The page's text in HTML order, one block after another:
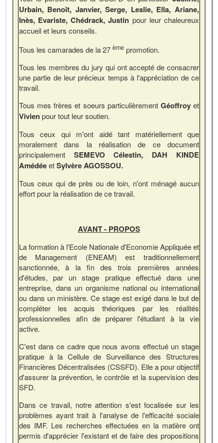
Urbain, Benoît, Janvier, Serge, Leslie, Ella, Ariane,
Inès, Evariste, Chédrack, Justin pour leur chaleureux
accueil et leurs conseils.
Tous les camarades de la 27 èmepromotion.
Tous les membres du jury qui ont accepté de consacrer
une partie de leur précieux temps à l'appréciation de ce
travail.
Tous mes frères et soeurs particulièrement Géoffroyet
Vivienpour tout leur soutien.
Tous ceux qui m'ont aidé tant matériellement que
moralement dans la réalisation de ce document
principalement SEMEVO Célestin, DAH KINDE
AmédéeetSylvère AGOSSOU.
Tous ceux qui de près ou de loin, n'ont ménagé aucun
effort pour la réalisation de ce travail.
AVANT - PROPOS
La formation à l'Ecole Nationale d'Economie Appliquée et
de Management (ENEAM) est traditionnellement
sanctionnée, à la fin des trois premières années
d'études, par un stage pratique effectué dans une
entreprise, dans un organisme national ou international
ou dans un ministère. Ce stage est exigé dans le but de
compléter les acquis théoriques par les réalités
professionnelles afin de préparer l'étudiant à la vie
active.
C'est dans ce cadre que nous avons effectué un stage
pratique à la Cellule de Surveillance des Structures
Financières Décentralisées (CSSFD). Elle a pour objectif
d'assurer la prévention, le contrôle et la supervision des
SFD.
Dans ce travail, notre attention s'est focalisée sur les
problèmes ayant trait à l'analyse de l'efficacité sociale
des IMF. Les recherches effectuées en la matière ont
permis d'apprécier l'existant et de faire des propositions